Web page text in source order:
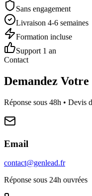
Sans engagement
Livraison 4-6 semaines
Formation incluse
Support 1 an
Contact
Demandez
Réponse sous 48h • Devis
Email
contact@genlead.fr
Réponse sous 24h ouvrées